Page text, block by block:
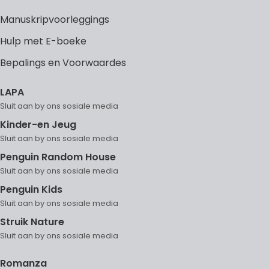
Manuskripvoorleggings
Hulp met E-boeke
Bepalings en Voorwaardes
LAPA
Kinder-en Jeug
Penguin Random House
Penguin Kids
Struik Nature
Romanza